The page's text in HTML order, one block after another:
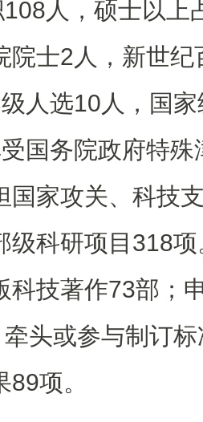
人，硕士以上
院士2人，新世
人选10人，国
国务院政府特
国家攻关、科技
级科研项目318
科技著作73部；
头或参与制订
项。